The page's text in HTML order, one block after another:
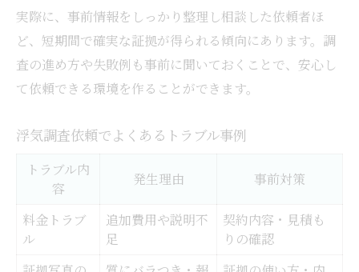
実際に、事前情報をしっかり整理し相談した依頼者ほ
ど、短期間で確実な証拠が得られる傾向にあります。調
査の進め方や失敗例も事前に聞いておくことで、安心し
て依頼できる環境を作ることができます。
浮気調査依頼でよくあるトラブル事例
トラブル内
容
発生理由 事前対策
料金トラブ
ル
追加費用や説明不
足
契約内容・見積も
りの確認